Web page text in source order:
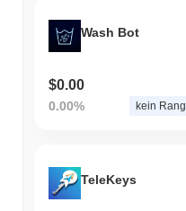
Wash Bot
$0.00
0.00% kein Rang
TeleKeys